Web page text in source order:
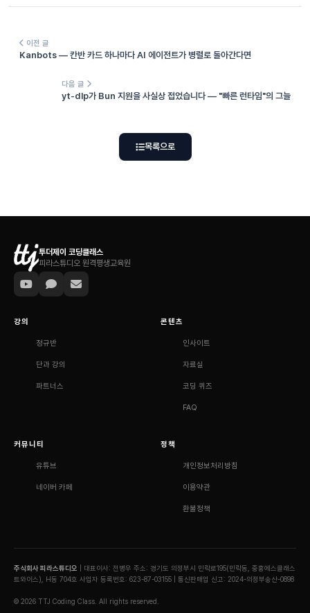
이전 글
Kanbots — 칸반 카드 하나마다 AI 에이전트가 병렬로 돌아간다면
다음 글
yt-dlp가 Bun 지원을 사실상 접었습니다 — "빠른 런타임"의 그늘
목록으로
투더제이 코딩클래스
피라스튜디오 원격평생교육원
강의
정규반
단과 강의
파트너스
콘텐츠
인사이트
자료실
코딩 퀴즈
FAQ
커뮤니티
유튜브
네이버 카페
정책
개인정보처리방침
이용약관
환불정책
주식회사 피라스튜디오 | 대표이사: 전병우 주소: 경기도 의정부시 민락로195(민락동, 중흥에스클래스
트와이스), H동 704호 사업자 등록번호: 623-87-03155 | 통신판매업 신고: 2024-의정부송산-0898
© 2026 TTJ Coding Class. All rights reserved.